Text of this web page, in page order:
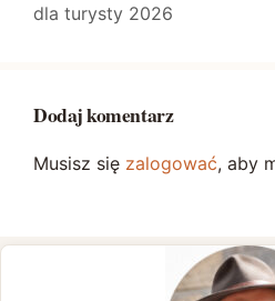
dla turysty 2026
Dodaj komentarz
Musisz się zalogować, aby